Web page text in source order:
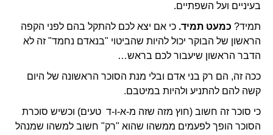
בעיניים ועל השפתיים.
תמיד? כמעט תמיד. כי אם יצא לכם להתקל בהם לפני הקפה
הראשון של הבוקר יכול להיות שהביטוי "בנאדם נחמד" זה לא
הדבר הראשון שיעבור לכם בראש…
ככה זה, הם רק בני אדם ובלי מנת הסוכר הראשונה של היום
קשה להם להתניע ולהיות במיטבם.
כי סוכר זה חשוב (חוץ מזה שזה מ-א-ו-ד טעים) וכשיש סוכרת
הסוכר הופך לפעמים ממשהו שהוא "רק" חשוב למשהו שמנהל